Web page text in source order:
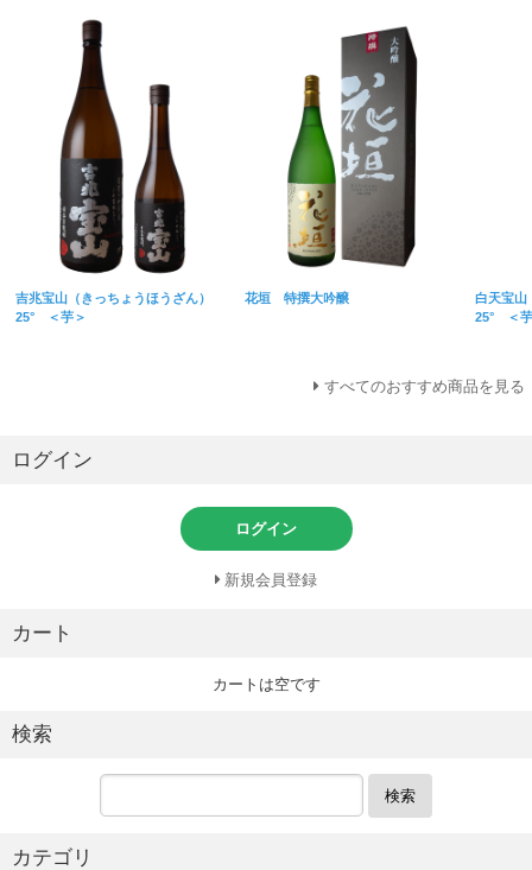
吉兆宝山（きっちょうほうざん）
25° ＜芋＞
花垣 特撰大吟醸
白天宝山
25° ＜
すべてのおすすめ商品を見る
ログイン
ログイン
新規会員登録
カート
カートは空です
検索
検索
カテゴリ